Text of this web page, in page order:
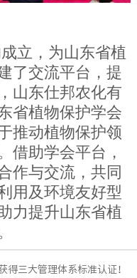
立，为山东省植
了交流平台，提
山东仕邦农化有
省植物保护学会
推动植物保护领
借助学会平台，
作与交流，共同
用及环境友好型
力提升山东省植
得三大管理体系标准认证！